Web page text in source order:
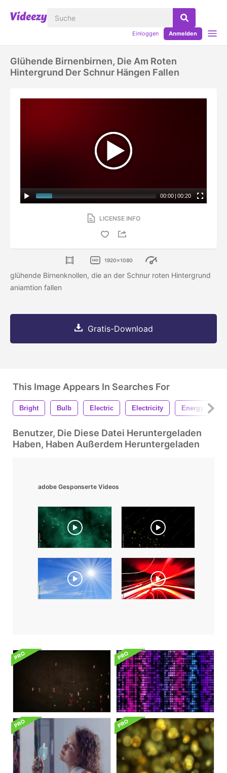
Einloggen Anmelden
Glühende Birnenbirnen, Die Am Roten
Hintergrund Der Schnur Hängen Fallen
00:00 | 00:20
LICENSE INFO
1920x1080
glühende Birnenknollen, die an der Schnur roten Hintergrund
aniamtion fallen
Gratis-Download
This Image Appears In Searches For
Bright Bulb Electric Electricity Energy
Benutzer, Die Diese Datei Heruntergeladen
Haben, Haben Außerdem Heruntergeladen
adobe Gesponserte Videos